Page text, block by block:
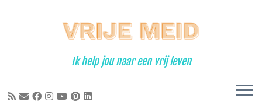
Ik help jou naar een vrij leven